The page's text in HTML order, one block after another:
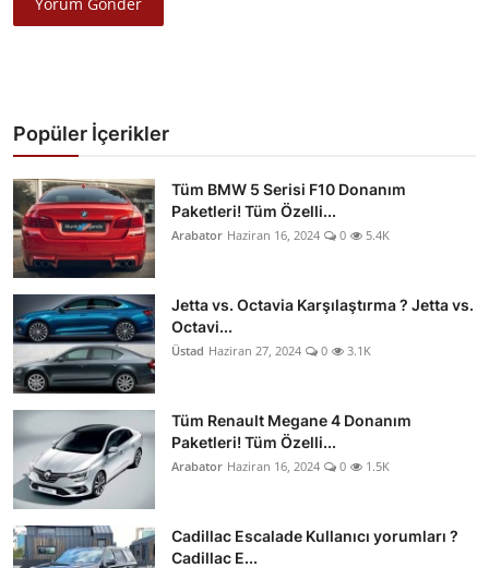
Popüler İçerikler
Tüm BMW 5 Serisi F10 Donanım
Paketleri! Tüm Özelli...
Arabator Haziran 16, 2024 0 5.4K
Jetta vs. Octavia Karşılaştırma ? Jetta vs.
Octavi...
Üstad Haziran 27, 2024 0 3.1K
Tüm Renault Megane 4 Donanım
Paketleri! Tüm Özelli...
Arabator Haziran 16, 2024 0 1.5K
Cadillac Escalade Kullanıcı yorumları ?
Cadillac E...